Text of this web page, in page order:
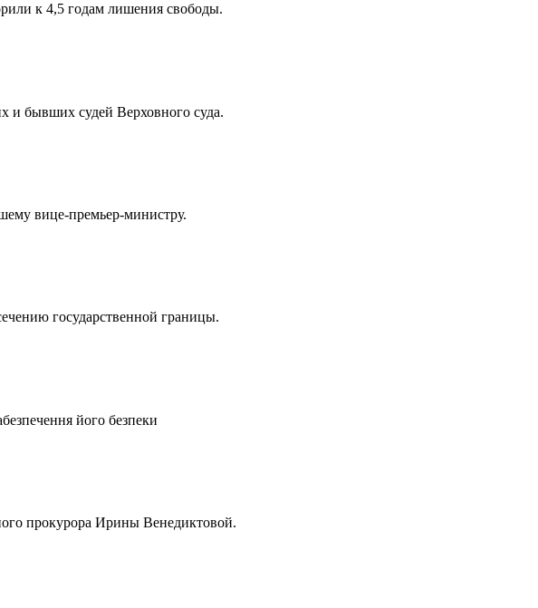
к 4,5 годам лишения свободы.
и бывших судей Верховного суда.
вице-премьер-министру.
государственной границы.
його безпеки
прокурора Ирины Венедиктовой.